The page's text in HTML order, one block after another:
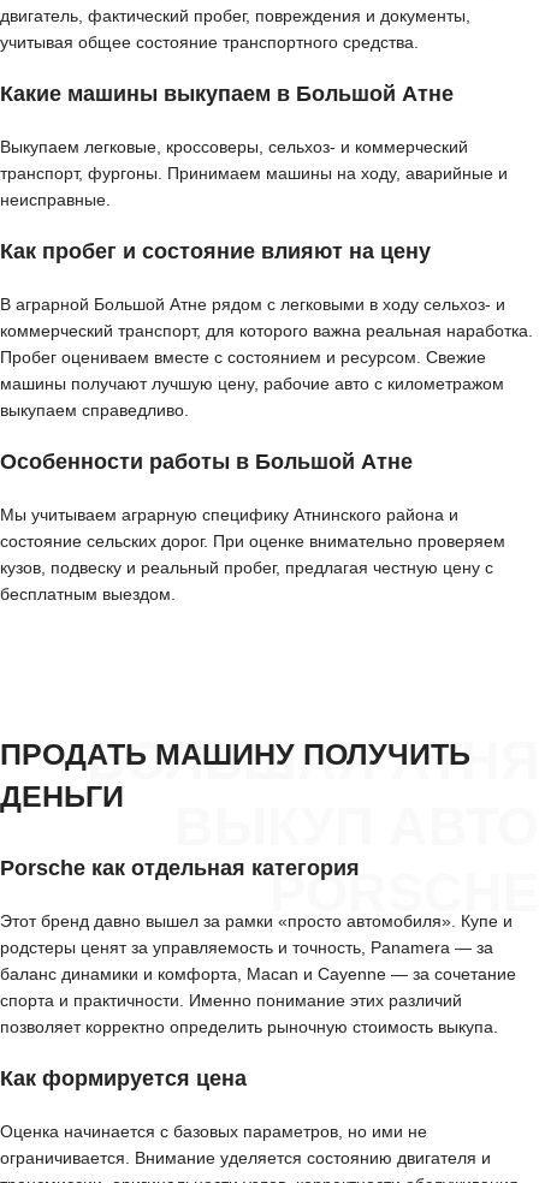
двигатель, фактический пробег, повреждения и документы,
учитывая общее состояние транспортного средства.
Какие машины выкупаем в Большой Атне
Выкупаем легковые, кроссоверы, сельхоз- и коммерческий
транспорт, фургоны. Принимаем машины на ходу, аварийные и
неисправные.
Как пробег и состояние влияют на цену
В аграрной Большой Атне рядом с легковыми в ходу сельхоз- и
коммерческий транспорт, для которого важна реальная наработка.
Пробег оцениваем вместе с состоянием и ресурсом. Свежие
машины получают лучшую цену, рабочие авто с километражом
выкупаем справедливо.
Особенности работы в Большой Атне
Мы учитываем аграрную специфику Атнинского района и
состояние сельских дорог. При оценке внимательно проверяем
кузов, подвеску и реальный пробег, предлагая честную цену с
бесплатным выездом.
БОЛЬШАЯ АТНЯ
PORSCHE
ПРОДАТЬ МАШИНУ ПОЛУЧИТЬ
ДЕНЬГИ
Porsche как отдельная категория
Этот бренд давно вышел за рамки «просто автомобиля». Купе и
родстеры ценят за управляемость и точность, Panamera — за
баланс динамики и комфорта, Macan и Cayenne — за сочетание
спорта и практичности. Именно понимание этих различий
позволяет корректно определить рыночную стоимость выкупа.
Как формируется цена
Оценка начинается с базовых параметров, но ими не
ограничивается. Внимание уделяется состоянию двигателя и